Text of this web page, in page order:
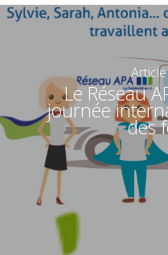
Le Réseau
journée
des